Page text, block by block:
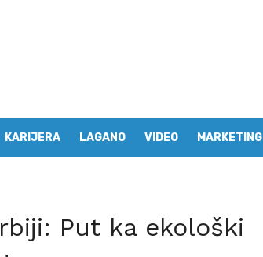
KARIJERA LAGANO VIDEO MARKETING
Put ka ekološki